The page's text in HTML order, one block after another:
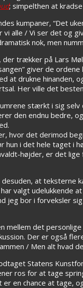
; simpelthen at
kumpaner, “Det
alle / Vi ser det og
nok, men
trækker på Lars
giver de
at drukne hinanden,
Her ville det
stærkt i sig
den endnu
hvor det derimod
hun i det hele taget i
højder, er det
at teksterne
valgt udelukkende
jeg bor i
mellem det
Der er også
/ Men alt hvad
Statens
ros for at tage
en chance at tage,